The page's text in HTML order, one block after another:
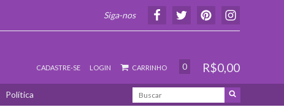
Siga-nos
CADASTRE-SE LOGIN CARRINHO 0 R$0,00
Política